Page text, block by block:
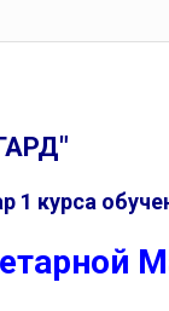
1 курса